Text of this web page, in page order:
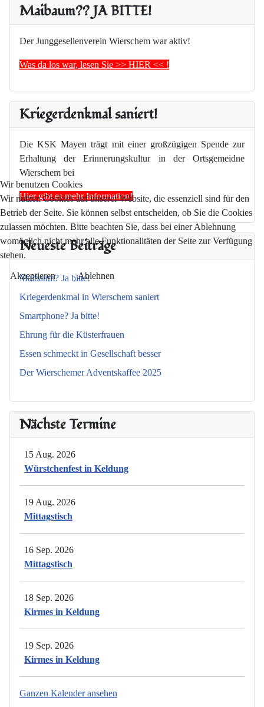
Maibaum?? JA BITTE!
Der Junggesellenverein Wierschem war aktiv!
Was da los war, lesen Sie >> HIER << !
Kriegerdenkmal saniert!
Die KSK Mayen trägt mit einer großzügigen Spende zur
Erhaltung der Erinnerungskultur in der Ortsgemeidne
Wierschem bei
Hier gibt es mehr Information!
Neueste Beiträge
Maibaum? Ja bitte!
Kriegerdenkmal in Wierschem saniert
Smartphone? Ja bitte!
Ehrung für die Küsterfrauen
Essen schmeckt in Gesellschaft besser
Der Wierschemer Adventskaffee 2025
Nächste Termine
15 Aug. 2026
Würstchenfest in Keldung
19 Aug. 2026
Mittagstisch
16 Sep. 2026
Mittagstisch
18 Sep. 2026
Kirmes in Keldung
19 Sep. 2026
Kirmes in Keldung
Ganzen Kalender ansehen
Wir benutzen Cookies
Wir nutzen Cookies auf unserer Website, die essenziell sind für den
Betrieb der Seite. Sie können selbst entscheiden, ob Sie die Cookies
zulassen möchten. Bitte beachten Sie, dass bei einer Ablehnung
womöglich nicht mehr alle Funktionalitäten der Seite zur Verfügung
stehen.
Akzeptieren Ablehnen